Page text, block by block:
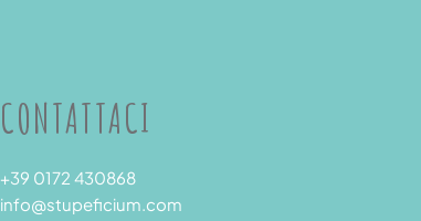
CONTATTACI
+39 0172 430868
info@stupeficium.com